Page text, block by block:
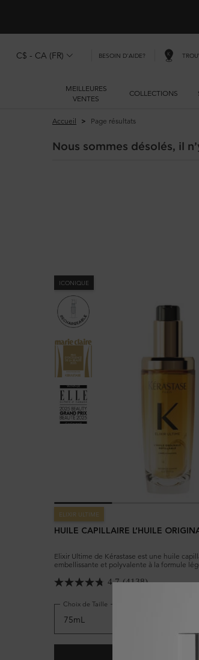
C$ - CA (FR) BESOIN D'AIDE?
MEILLEURES
VENTES
COLLECTIONS
Accueil Page résultats
Nous sommes désolés, il
ICONIQUE
ELIXIR ULTIME
HUILE CAPILLAIRE L’HUILE
Elixir Ultime de Kérastase est une huile
embellissante et polyvalente à la formule
frisottis avancées qui protègent tous les
4.7 (4138)
Choix de Taille
AJOUTER AU